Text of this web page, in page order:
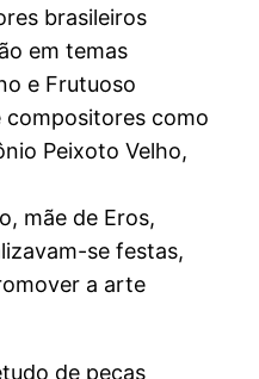
brasileiros
em temas
e Frutuoso
compositores como
Peixoto Velho,
mãe de Eros,
se festas,
a arte
de peças